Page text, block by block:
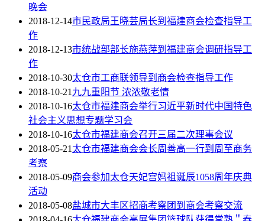
晚会
2018-12-14市民政局王晓芸局长到福建商会检查指导工
作
2018-12-13市统战部部长施燕萍到福建商会调研指导工
作
2018-10-30太仓市工商联领导到商会检查指导工作
2018-10-21九九重阳节 浓浓敬老情
2018-10-16太仓市福建商会举行习近平新时代中国特色
社会主义思想专题学习会
2018-10-16太仓市福建商会召开三届二次理事会议
2018-05-21太仓市福建商会会长周善高一行到周至商务
考察
2018-05-09商会参加太仓天妃宫妈祖诞辰1058周年庆典
活动
2018-05-08盐城市大丰区招商考察团到商会考察交流